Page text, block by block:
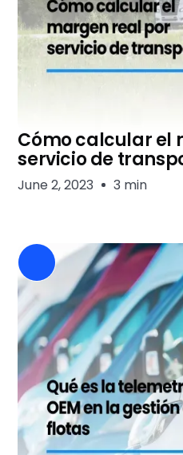
Cómo calcular el
servicio de
June 2, 2023 3 min